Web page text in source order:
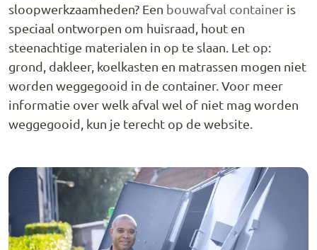
sloopwerkzaamheden? Een bouwafval container is
speciaal ontworpen om huisraad, hout en
steenachtige materialen in op te slaan. Let op:
grond, dakleer, koelkasten en matrassen mogen niet
worden weggegooid in de container. Voor meer
informatie over welk afval wel of niet mag worden
weggegooid, kun je terecht op de website.